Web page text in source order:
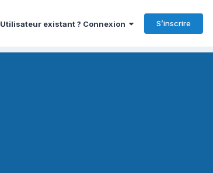
Utilisateur existant ? Connexion S’inscrire